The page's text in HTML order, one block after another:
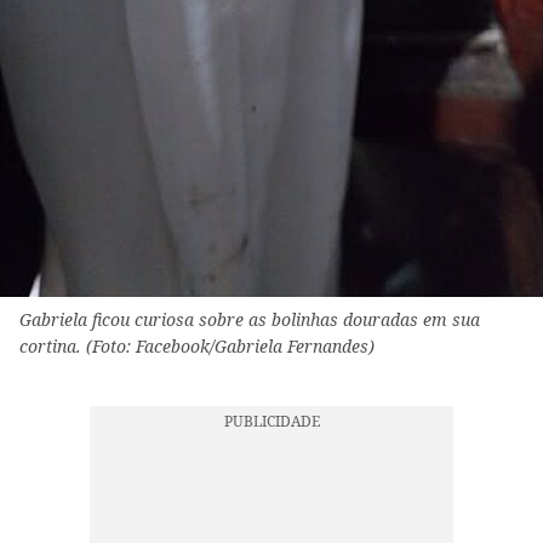
Gabriela ficou curiosa sobre as bolinhas douradas em sua
cortina. (Foto: Facebook/Gabriela Fernandes)